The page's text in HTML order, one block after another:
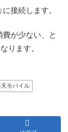
に接続します。
費が少ない、と
ります。
天モバイル